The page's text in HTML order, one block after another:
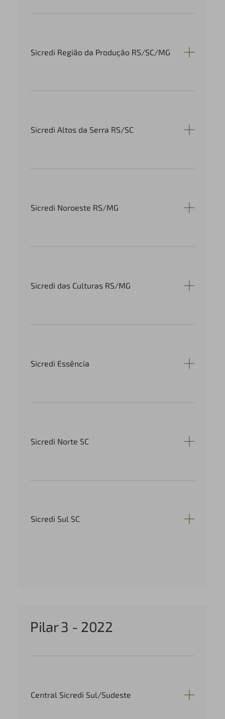
Sicredi Região da Produção RS/SC/MG
Sicredi Altos da Serra RS/SC
Sicredi Noroeste RS/MG
Sicredi das Culturas RS/MG
Sicredi Essência
Sicredi Norte SC
Sicredi Sul SC
Pilar 3 - 2022
Central Sicredi Sul/Sudeste